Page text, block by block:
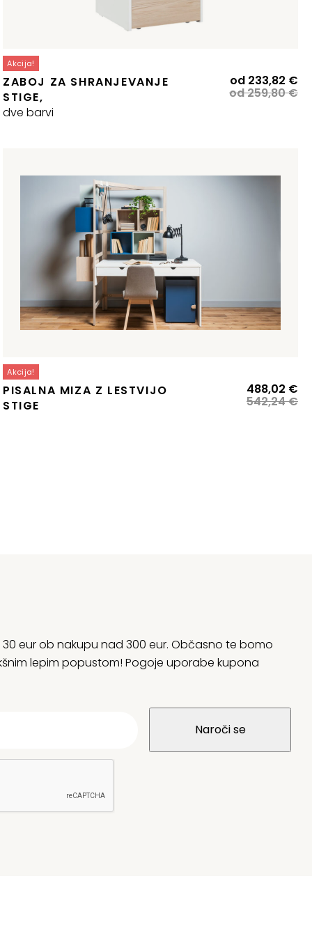
€.
Akcija!
ZABOJ ZA SHRANJEVANJE
STIGE,
dve barvi
od259,80€
od 233,82 €
Akcija!
PISALNA MIZA Z LESTVIJO
STIGE
542,24€
488,02 €
eur ob nakupu nad 300 eur. Občasno te bomo
lepim popustom! Pogoje uporabe kupona